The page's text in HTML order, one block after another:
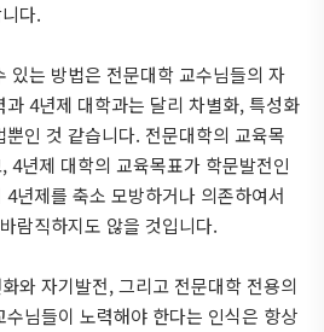
다.
있는 방법은 전문대학 교수님들의 자
4년제 대학과는 달리 차별화, 특성화
인 것 같습니다. 전문대학의 교육목
4년제 대학의 교육목표가 학문발전인
년제를 축소 모방하거나 의존하여서
람직하지도 않을 것입니다.
와 자기발전, 그리고 전문대학 전용의
님들이 노력해야 한다는 인식은 항상